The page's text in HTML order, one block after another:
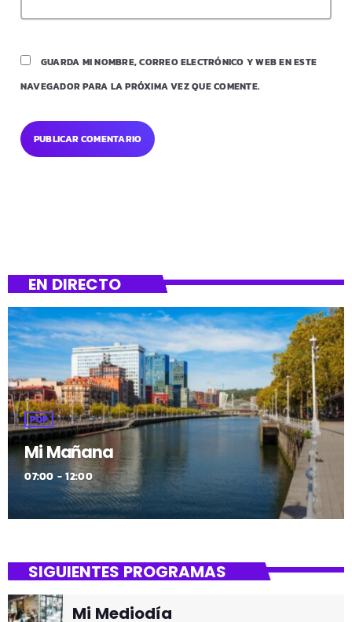
GUARDA MI NOMBRE, CORREO ELECTRÓNICO Y WEB EN ESTE
NAVEGADOR PARA LA PRÓXIMA VEZ QUE COMENTE.
EN DIRECTO
POP
Mi Mañana
07:00 - 12:00
SIGUIENTES PROGRAMAS
Mi Mediodía